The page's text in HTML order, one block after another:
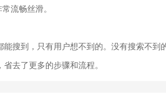
流畅丝滑。
能搜到，只有用户想不到的。没有搜索不到
去了更多的步骤和流程。